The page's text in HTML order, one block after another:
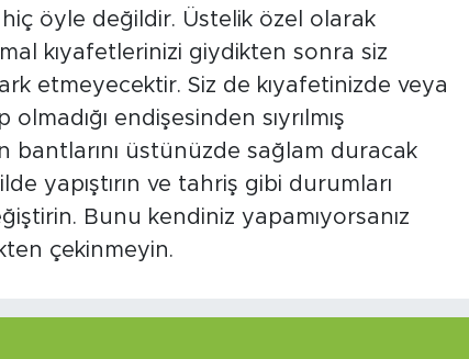
öyle değildir. Üstelik özel olarak
kıyafetlerinizi giydikten sonra siz
etmeyecektir. Siz de kıyafetinizde veya
endişesinden sıyrılmış
bantlarını üstünüzde sağlam duracak
yapıştırın ve tahriş gibi durumları
Bunu kendiniz yapamıyorsanız
çekinmeyin.